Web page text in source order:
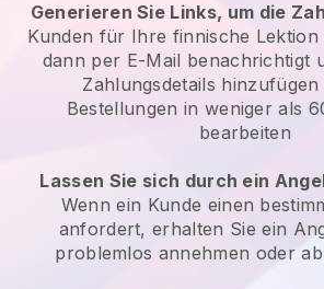
Generieren Sie Links, um die
Kunden für Ihre finnische Lektion
dann per E-Mail benachrichtigt
Zahlungsdetails hinzufügen
Bestellungen in weniger als
bearbeiten
Lassen Sie sich durch ein
Wenn ein Kunde einen
anfordert, erhalten Sie ein
problemlos annehmen oder